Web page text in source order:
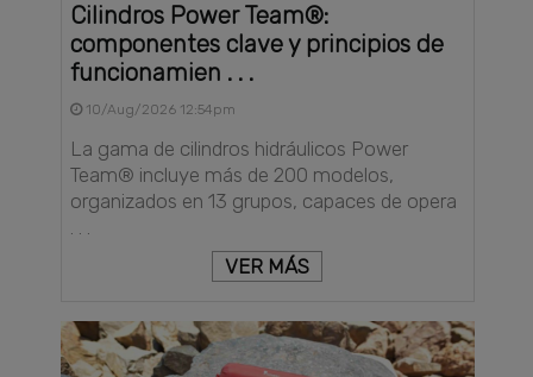
Cilindros Power Team®:
componentes clave y principios de
funcionamien . . .
10/Aug/2026 12:54pm
La gama de cilindros hidráulicos Power
Team® incluye más de 200 modelos,
organizados en 13 grupos, capaces de opera
. . .
VER MÁS